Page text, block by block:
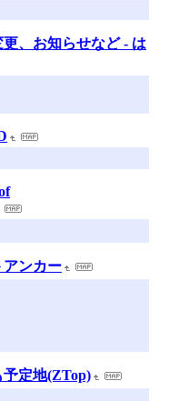
、お知らせなど - は
アンカー
予定地(ZTop)